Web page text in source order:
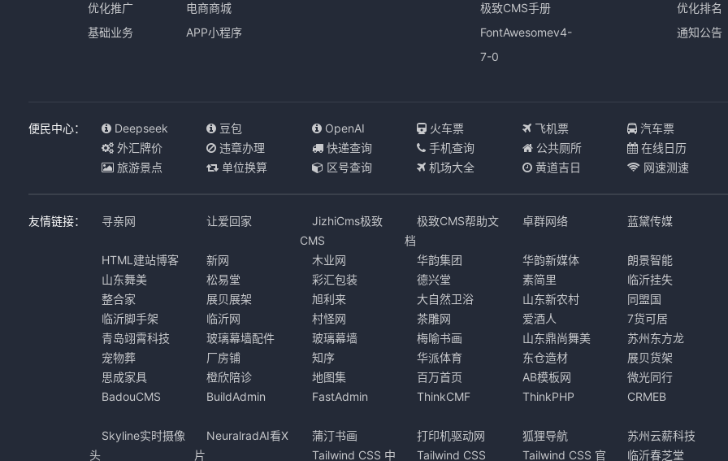
优化推广
基础业务
电商商城
APP小程序
极致CMS手册
FontAwesomev4-
7-0
优化排名
通知公告
便民中心： Deepseek 豆包 OpenAI 火车票 飞机票
汽车票
外汇牌价
违章办理 快递查询 手机查询 公共厕所
在线日历
旅游景点
单位换算 区号查询 机场大全 黄道吉日 网速测速
友情链接： 寻亲网 让爱回家
JizhiCms极致
CMS
极致CMS帮助文
档
卓群网络 蓝黛传媒
HTML建站博客 新网 木业网 华韵集团 华韵新媒体
朗景智能
山东舞美
松易堂 彩汇包装 德兴堂 素简里
临沂挂失
整合家
展贝展架 旭利来 大自然卫浴 山东新农村
同盟国
临沂脚手架
临沂网 村怪网 茶雕网 爱酒人
7货可居
青岛翊霄科技
玻璃幕墙配件 玻璃幕墙 梅喻书画 山东鼎尚舞美
苏州东方龙
宠物葬
厂房铺 知序 华派体育 东仓造材
展贝货架
思成家具
橙欣陪诊 地图集 百万首页 AB模板网
微光同行
BadouCMS
BuildAdmin FastAdmin ThinkCMF ThinkPHP CRMEB
Skyline实时摄像
头
NeuralradAI看X
片
蒲汀书画 打印机驱动网 狐狸导航
苏州云薪科技
Tailwind CSS 中
Tailwind CSS Tailwind CSS 官 临沂春芝堂